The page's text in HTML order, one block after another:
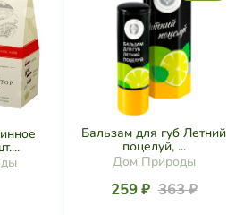
Бальзам для губ Летний
поцелуй, ...
Дом Природы
259 ₽ 363 ₽